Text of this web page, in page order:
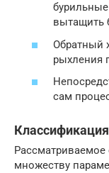
вытащить
Обратный
рыхления
сам
Рассматриваемое
множеству